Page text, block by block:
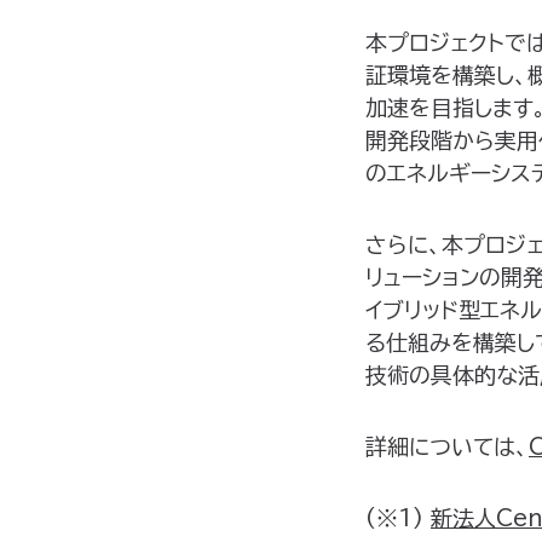
本プロジェクトで
証環境を構築し、
加速を目指します
開発段階から実
のエネルギーシス
さらに、本プロジ
リューションの開
イブリッド型エネ
る仕組みを構築し
技術の具体的な
詳細については、
(※1) 新法人